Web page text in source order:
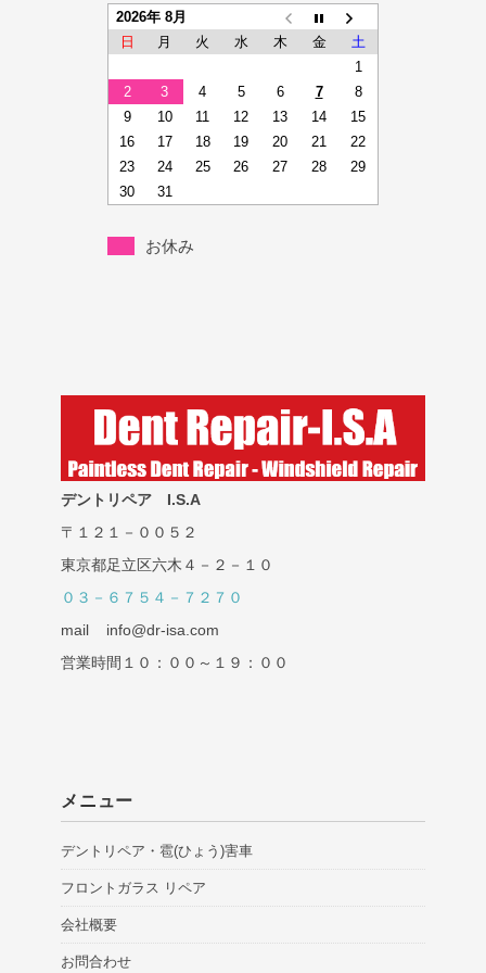
2026年 8月
日
月 火 水 木 金
土
1
2
3 4 5 6 7
8
9
10 11 12 13 14
15
16
17 18 19 20 21
22
23
24 25 26 27 28
29
30
31
お休み
デントリペア I.S.A
〒１２１－００５２
東京都足立区六木４－２－１０
０３－６７５４－７２７０
mail info@dr-isa.com
営業時間１０：００～１９：００
メニュー
デントリペア・雹(ひょう)害車
フロントガラス リペア
会社概要
お問合わせ